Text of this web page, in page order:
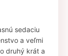
sedaciu
a veľmi
druhý krát a